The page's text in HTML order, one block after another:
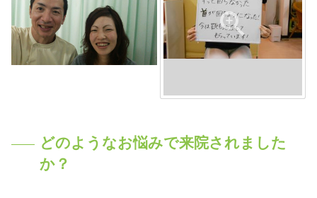
どのようなお悩みで来院されました
か？